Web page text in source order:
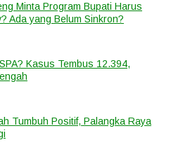
Minta Program Bupati Harus
Ada yang Belum Sinkron?
Kasus Tembus 12.394,
Tumbuh Positif, Palangka Raya